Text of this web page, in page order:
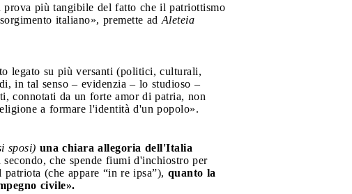
più tangibile del fatto che il patriottismo
italiano», premette ad Aleteia
legato su più versanti (politici, culturali,
in tal senso – evidenzia – lo studioso –
connotati da un forte amor di patria, non
a formare l'identità d'un popolo».
sposi) una chiara allegoria dell'Italia
secondo, che spende fiumi d'inchiostro per
(che appare “in re ipsa”), quanto la
civile».